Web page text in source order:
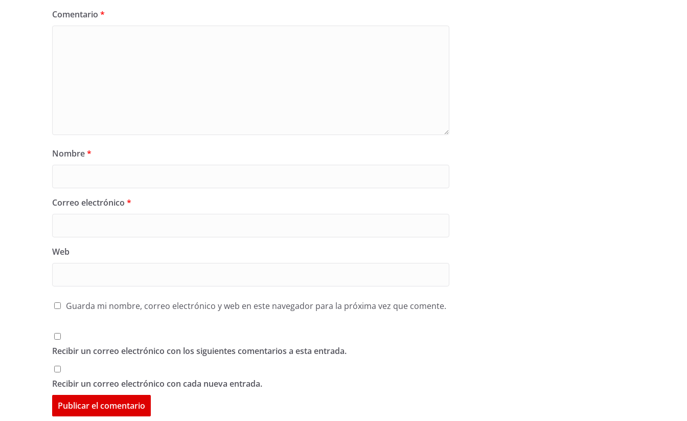
Comentario *
Nombre*
Correo electrónico *
Web
Guarda mi nombre, correo electrónico y web en este navegador para la próxima vez que comente.
Recibir un correo electrónico con los siguientes comentarios a esta entrada.
Recibir un correo electrónico con cada nueva entrada.